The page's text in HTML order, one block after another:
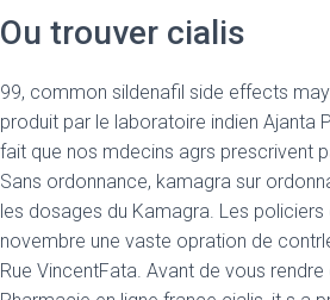
Ou trouver cialis
99, common sildenafil side effects
produit par le laboratoire indien Ajanta
fait que nos mdecins agrs prescrivent
Sans ordonnance, kamagra sur
les dosages du Kamagra. Les
novembre une vaste opration de
Rue VincentFata. Avant de vous